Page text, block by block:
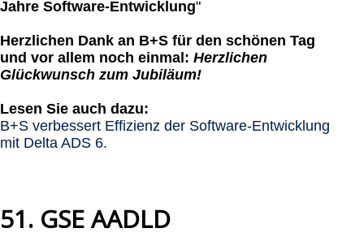
Jahre Software-Entwicklung"
Herzlichen Dank an B+S für den schönen Tag
und vor allem noch einmal: Herzlichen
Glückwunsch zum Jubiläum!
Lesen Sie auch dazu:
B+S verbessert Effizienz der Software-Entwicklung
mit Delta ADS 6.
51. GSE AADLD